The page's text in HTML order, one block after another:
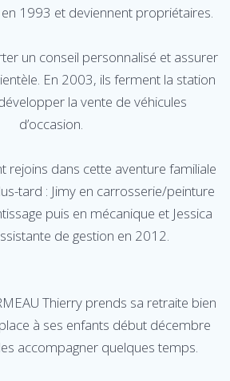
en 1993 et deviennent propriétaires.
un conseil personnalisé et assurer
En 2003, ils ferment la station
la vente de véhicules
d’occasion.
rejoins dans cette aventure familiale
tard : Jimy en carrosserie/peinture
puis en mécanique et Jessica
de gestion en 2012.
Thierry prends sa retraite bien
à ses enfants début décembre
accompagner quelques temps.